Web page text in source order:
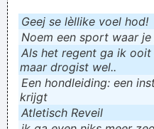
Geej se lèllike voel hod!
Noem een sport waar
Als het regent ga ik
maar drogist wel..
Een hondleiding: een
krijgt
Atletisch Reveil